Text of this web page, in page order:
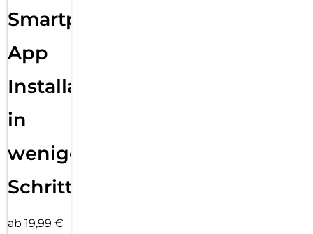
Smartphone
App
Installation
in
wenigen
Schritten
ab 19,99 €